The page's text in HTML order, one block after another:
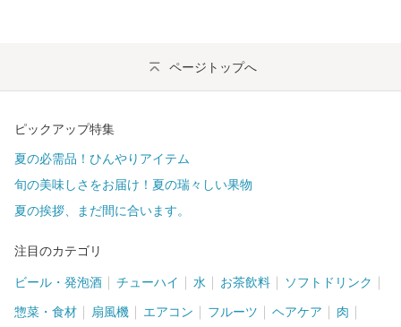
ページトップへ
ピックアップ特集
夏の必需品！ひんやりアイテム
旬の美味しさをお届け！夏の瑞々しい果物
夏の挨拶、まだ間に合います。
注目のカテゴリ
ビール・発泡酒 チューハイ 水 お茶飲料 ソフトドリンク
惣菜・食材 扇風機 エアコン フルーツ ヘアケア 肉